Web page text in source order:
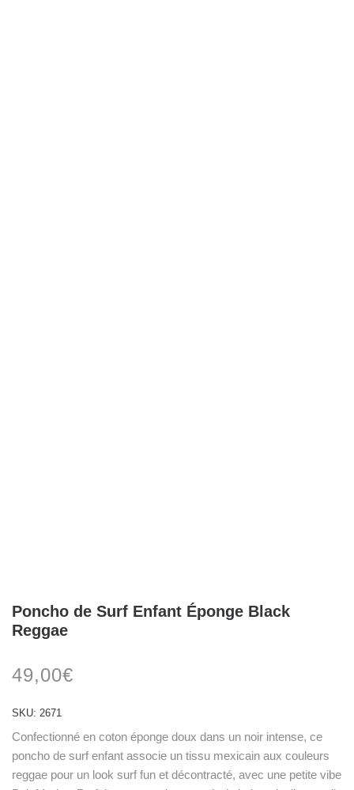
Poncho de Surf Enfant Éponge Black
Reggae
49,00€
SKU: 2671
Confectionné en coton éponge doux dans un noir intense, ce
poncho de surf enfant associe un tissu mexicain aux couleurs
reggae pour un look surf fun et décontracté, avec une petite vibe